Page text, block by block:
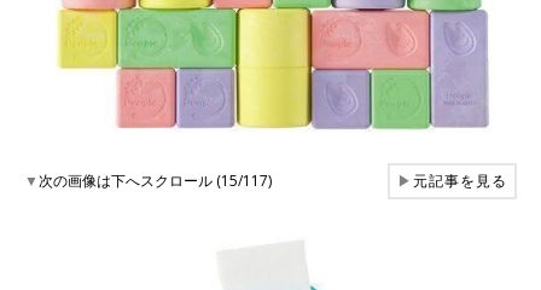
▼次の画像は下へスクロール (15/117) ▶元記事を見る